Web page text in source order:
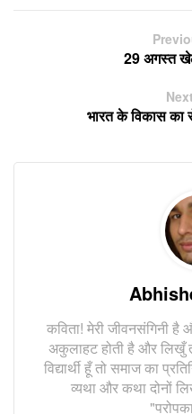
29 अगस्त
भारत के विकास का
कविता! मेरी जीवनसंगिनी
अकुलाहट होती है और लिखुँ
विद्यार्थी हूँ तो समाज का
व्यथा और कथा दोनों